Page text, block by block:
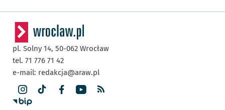
pl. Solny 14, 50-062 Wrocław
tel. 71 776 71 42
e-mail: redakcja@araw.pl